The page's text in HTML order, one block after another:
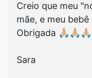
Creio que meu
mãe, e meu
Obrigada
Sara